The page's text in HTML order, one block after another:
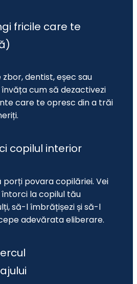
fricile care te
dentist, eșec sau
cum să dezactivezi
care te opresc din a trăi
copilul interior
porți povara copilăriei. Vei
la copilul tău
să-l îmbrățișezi și să-l
adevărata eliberare.